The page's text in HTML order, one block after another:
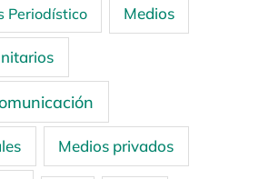
Periodístico Medios
Medios privados